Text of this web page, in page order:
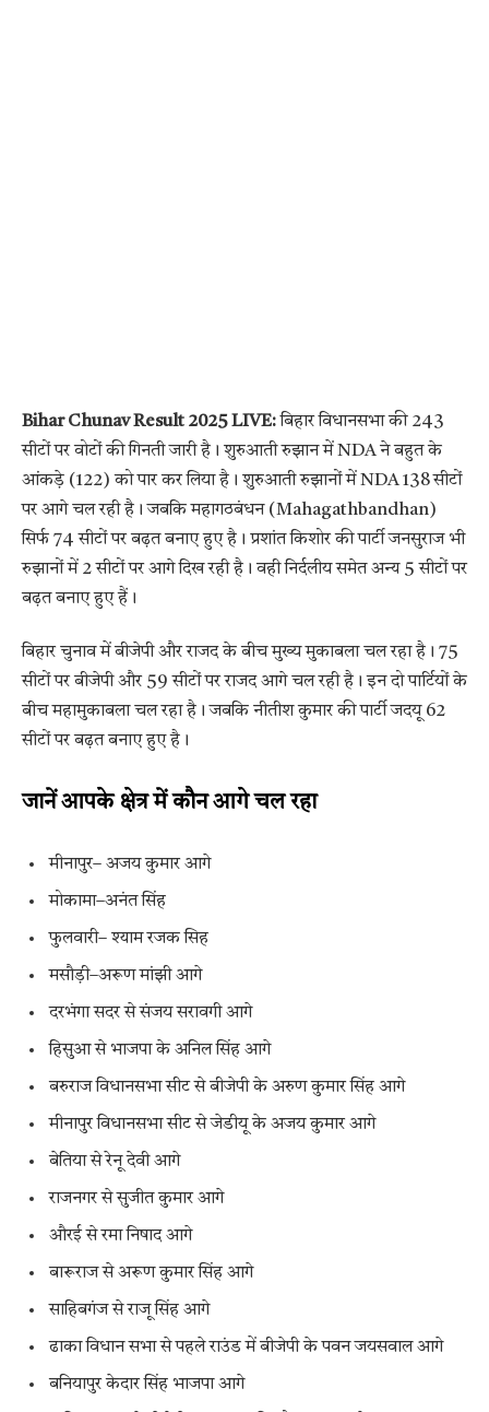
Bihar Chunav Result 2025 LIVE:बिहार विधानसभा की 243
सीटों पर वोटों की गिनती जारी है। शुरुआती रुझान में NDA ने बहुत के
आंकड़े (122) को पार कर लिया है। शुरुआती रुझानों में NDA 138 सीटों
पर आगे चल रही है। जबकि महागठबंधन (Mahagathbandhan)
सिर्फ 74 सीटों पर बढ़त बनाए हुए है। प्रशांत किशोर की पार्टी जनसुराज भी
रुझानों में 2 सीटों पर आगे दिख रही है। वही निर्दलीय समेत अन्य 5 सीटों पर
बढ़त बनाए हुए हैं।
बिहार चुनाव में बीजेपी और राजद के बीच मुख्य मुकाबला चल रहा है। 75
सीटों पर बीजेपी और 59 सीटों पर राजद आगे चल रही है। इन दो पार्टियों के
बीच महामुकाबला चल रहा है। जबकि नीतीश कुमार की पार्टी जदयू 62
सीटों पर बढ़त बनाए हुए है।
जानें आपके क्षेत्र में कौन आगे चल रहा
मीनापुर– अजय कुमार आगे
मोकामा–अनंत सिंह
फुलवारी– श्याम रजक सिह
मसौड़ी–अरूण मांझी आगे
दरभंगा सदर से संजय सरावगी आगे
हिसुआ से भाजपा के अनिल सिंह आगे
बरुराज विधानसभा सीट से बीजेपी के अरुण कुमार सिंह आगे
मीनापुर विधानसभा सीट से जेडीयू के अजय कुमार आगे
बेतिया से रेनू देवी आगे
राजनगर से सुजीत कुमार आगे
औरई से रमा निषाद आगे
बारूराज से अरूण कुमार सिंह आगे
साहिबगंज से राजू सिंह आगे
ढाका विधान सभा से पहले राउंड में बीजेपी के पवन जयसवाल आगे
बनियापुर केदार सिंह भाजपा आगे